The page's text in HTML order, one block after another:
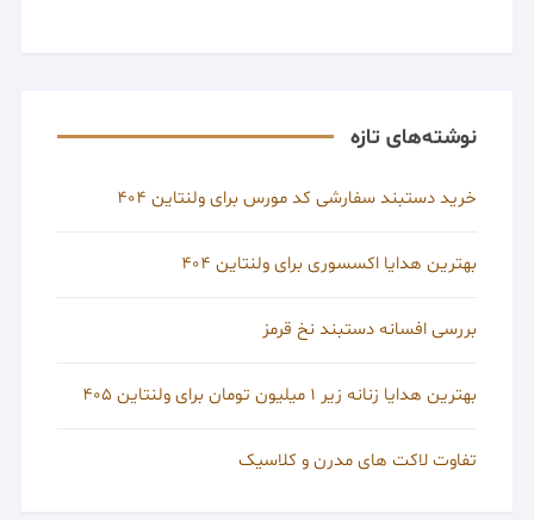
نوشته‌های تازه
خرید دستبند سفارشی کد مورس برای ولنتاین 404
بهترین هدایا اکسسوری برای ولنتاین 404
بررسی افسانه دستبند نخ قرمز
بهترین هدایا زنانه زیر 1 میلیون تومان برای ولنتاین 405
تفاوت لاکت های مدرن و کلاسیک